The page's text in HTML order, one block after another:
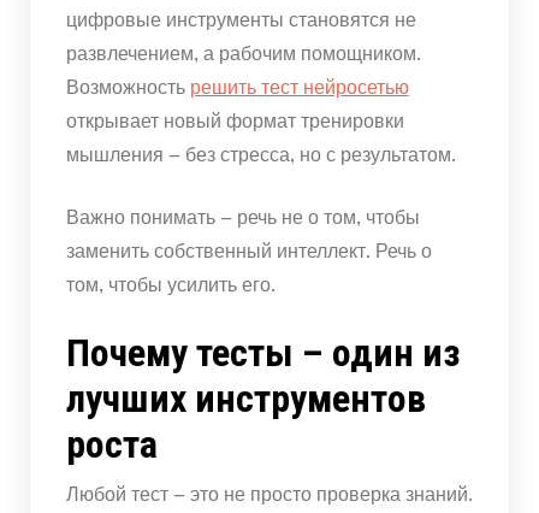
цифровые инструменты становятся не
развлечением, а рабочим помощником.
Возможность решить тест нейросетью
открывает новый формат тренировки
мышления – без стресса, но с результатом.
Важно понимать – речь не о том, чтобы
заменить собственный интеллект. Речь о
том, чтобы усилить его.
Почему тесты – один из
лучших инструментов
роста
Любой тест – это не просто проверка знаний.